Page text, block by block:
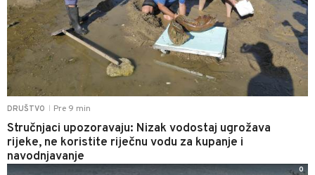
DRUŠTVO Pre 9 min
Stručnjaci upozoravaju: Nizak vodostaj ugrožava
rijeke, ne koristite riječnu vodu za kupanje i
navodnjavanje
0